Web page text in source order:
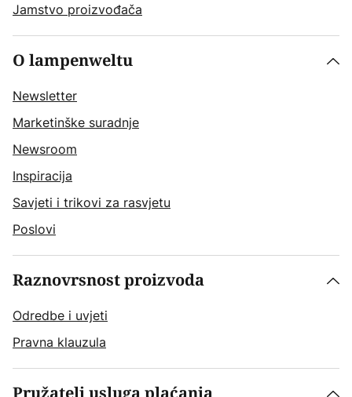
Jamstvo proizvođača
O lampenweltu
Newsletter
Marketinške suradnje
Newsroom
Inspiracija
Savjeti i trikovi za rasvjetu
Poslovi
Raznovrsnost proizvoda
Odredbe i uvjeti
Pravna klauzula